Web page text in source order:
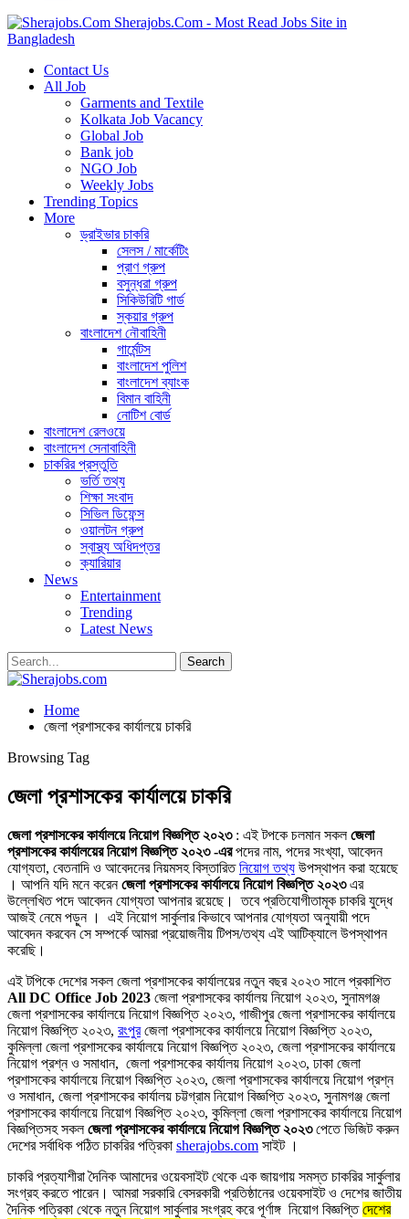
Sherajobs.Com - Most Read Jobs Site in
Bangladesh
Contact Us
All Job
Garments and Textile
Kolkata Job Vacancy
Global Job
Bank job
NGO Job
Weekly Jobs
Trending Topics
More
ড্রাইভার চাকরি
সেলস / মার্কেটিং
প্রাণ গ্রুপ
বসুন্ধরা গ্রুপ
সিকিউরিটি গার্ড
স্কয়ার গ্রুপ
বাংলাদেশ নৌবাহিনী
গার্মেন্টস
বাংলাদেশ পুলিশ
বাংলাদেশ ব্যাংক
বিমান বাহিনী
নোটিশ বোর্ড
বাংলাদেশ রেলওয়ে
বাংলাদেশ সেনাবাহিনী
চাকরির প্রস্তুতি
ভর্তি তথ্য
শিক্ষা সংবাদ
সিভিল ডিফেন্স
ওয়ালটন গ্রুপ
স্বাস্থ্য অধিদপ্তর
ক্যারিয়ার
News
Entertainment
Trending
Latest News
Home
জেলা প্রশাসকের কার্যালয়ে চাকরি
Browsing Tag
জেলা প্রশাসকের কার্যালয়ে চাকরি
জেলা প্রশাসকের কার্যালয়ে নিয়োগ বিজ্ঞপ্তি ২০২৩: এই টপকে চলমান সকলজেলা
প্রশাসকের কার্যালয়ের নিয়োগ বিজ্ঞপ্তি ২০২৩ -এরপদের নাম, পদের সংখ্যা, আবেদন
যোগ্যতা, বেতনাদি ও আবেদনের নিয়মসহ বিস্তারিতনিয়োগ তথ্য উপস্থাপন করা হয়েছে
। আপনি যদি মনে করেনজেলা প্রশাসকের কার্যালয়ে নিয়োগ বিজ্ঞপ্তি ২০২৩এর
উল্লেখিত পদে আবেদন যোগ্যতা আপনার রয়েছে। তবে প্রতিযোগীতামূক চাকরি যুদ্ধে
আজই নেমে পড়ুন । এই নিয়োগ সার্কুলার কিভাবে আপনার যোগ্যতা অনুযায়ী পদে
আবেদন করবেন সে সম্পর্কে আমরা প্রয়োজনীয় টিপস/তথ্য এই আটিক্যালে উপস্থাপন
করেছি।
এই টপিকে দেশের সকল জেলা প্রশাসকের কার্যালয়ের নতুন বছর ২০২৩ সালে প্রকাশিত
All DC Office Job 2023 জেলা প্রশাসকের কার্যালয় নিয়োগ ২০২৩, সুনামগঞ্জ
জেলা প্রশাসকের কার্যালয়ে নিয়োগ বিজ্ঞপ্তি ২০২৩, গাজীপুর জেলা প্রশাসকের কার্যালয়ে
নিয়োগ বিজ্ঞপ্তি ২০২৩, রংপুরজেলা প্রশাসকের কার্যালয়ে নিয়োগ বিজ্ঞপ্তি ২০২৩,
কুমিল্লা জেলা প্রশাসকের কার্যালয়ে নিয়োগ বিজ্ঞপ্তি ২০২৩, জেলা প্রশাসকের কার্যালয়ে
নিয়োগ প্রশ্ন ও সমাধান, জেলা প্রশাসকের কার্যালয় নিয়োগ ২০২৩, ঢাকা জেলা
প্রশাসকের কার্যালয়ে নিয়োগ বিজ্ঞপ্তি ২০২৩, জেলা প্রশাসকের কার্যালয়ে নিয়োগ প্রশ্ন
ও সমাধান, জেলা প্রশাসকের কার্যালয় চট্টগ্রাম নিয়োগ বিজ্ঞপ্তি ২০২৩, সুনামগঞ্জ জেলা
প্রশাসকের কার্যালয়ে নিয়োগ বিজ্ঞপ্তি ২০২৩, কুমিল্লা জেলা প্রশাসকের কার্যালয়ে নিয়োগ
বিজ্ঞপ্তিসহ সকলজেলা প্রশাসকের কার্যালয়ে নিয়োগ বিজ্ঞপ্তি ২০২৩পেতে ভিজিট করুন
দেশের সর্বাধিক পঠিত চাকরির পত্রিকা sherajobs.com সাইট ।
চাকরি প্রত্যাশীরা দৈনিক আমাদের ওয়েবসাইট থেকে এক জায়গায় সমস্ত চাকরির সার্কুলার
সংগ্রহ করতে পারেন। আমরা সরকারি বেসরকারী প্রতিষ্ঠানের ওয়েবসাইট ও দেশের জাতীয়
দৈনিক পত্রিকা থেকে নতুন নিয়োগ সার্কুলার সংগ্রহ করে পূর্ণাঙ্গ নিয়োগ বিজ্ঞপ্তিদেশের